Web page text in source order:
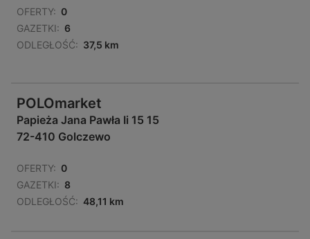
OFERTY: 0
GAZETKI: 6
ODLEGŁOŚĆ: 37,5 km
POLOmarket
Papieża Jana Pawła Ii 15 15
72-410 Golczewo
OFERTY: 0
GAZETKI: 8
ODLEGŁOŚĆ: 48,11 km